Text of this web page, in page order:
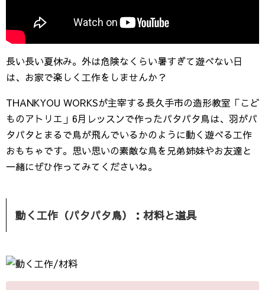
長い長い夏休み。外は危険なくらい暑すぎて遊べない日
は、お家で楽しく工作をしませんか？
THANKYOU WORKSが主宰する長久手市の造形教室「こど
ものアトリエ」6月レッスンで作ったパタパタ鳥は、羽がパ
タパタとまるで鳥が飛んでいるかのように動く遊べる工作
おもちゃです。思い思いの素敵な鳥を兄弟姉妹やお友達と
一緒にぜひ作ってみてくださいね。
動く工作（パタパタ鳥）：材料と道具